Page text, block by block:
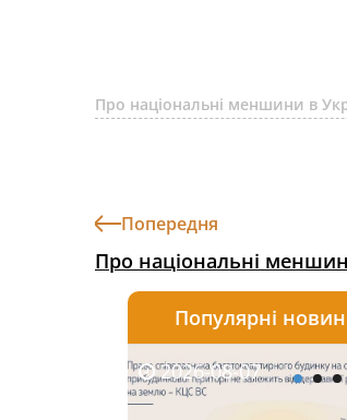
Про національні меншини в
Попередня
Про національні
Популярні
2026-08-07
2026-08-03